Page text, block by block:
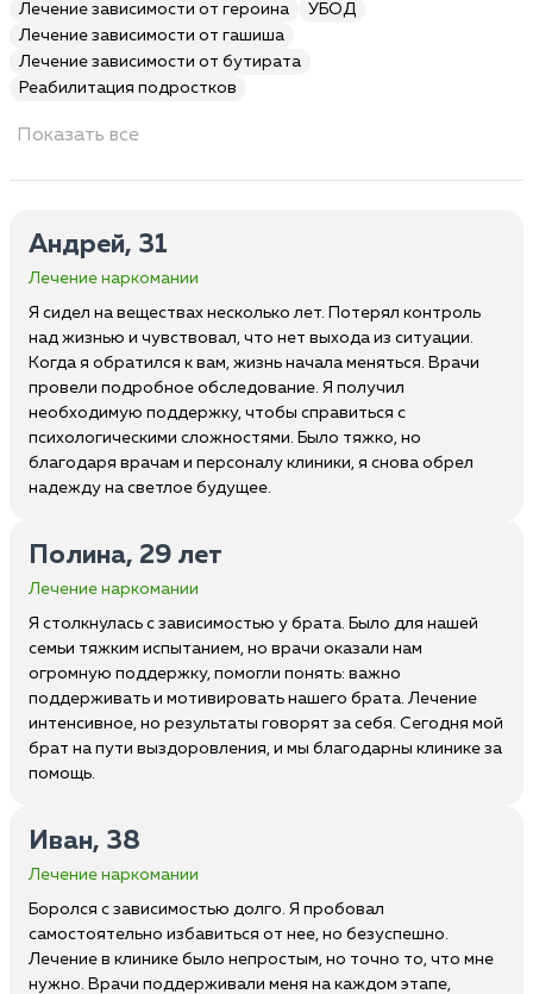
Лечение зависимости от героина
УБОД
Лечение зависимости от гашиша
Лечение зависимости от бутирата
Реабилитация подростков
Показать все
Андрей, 31
Лечение наркомании
Я сидел на веществах несколько лет. Потерял контроль
над жизнью и чувствовал, что нет выхода из ситуации.
Когда я обратился к вам, жизнь начала меняться. Врачи
провели подробное обследование. Я получил
необходимую поддержку, чтобы справиться с
психологическими сложностями. Было тяжко, но
благодаря врачам и персоналу клиники, я снова обрел
надежду на светлое будущее.
Полина, 29 лет
Лечение наркомании
Я столкнулась с зависимостью у брата. Было для нашей
семьи тяжким испытанием, но врачи оказали нам
огромную поддержку, помогли понять: важно
поддерживать и мотивировать нашего брата. Лечение
интенсивное, но результаты говорят за себя. Сегодня мой
брат на пути выздоровления, и мы благодарны клинике за
помощь.
Иван, 38
Лечение наркомании
Боролся с зависимостью долго. Я пробовал
самостоятельно избавиться от нее, но безуспешно.
Лечение в клинике было непростым, но точно то, что мне
нужно. Врачи поддерживали меня на каждом этапе,